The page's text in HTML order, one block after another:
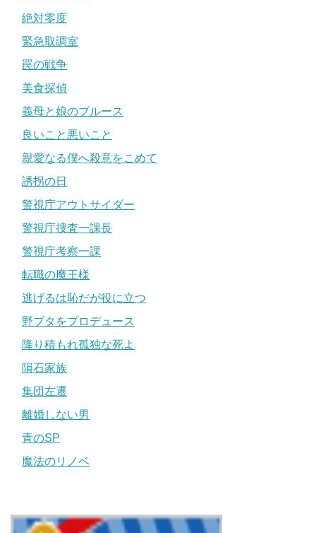
絶対零度
緊急取調室
罠の戦争
美食探偵
義母と娘のブルース
良いこと悪いこと
親愛なる僕へ殺意をこめて
誘拐の日
警視庁アウトサイダー
警視庁捜査一課長
警視庁考察一課
転職の魔王様
逃げるは恥だが役に立つ
野ブタをプロデュース
降り積もれ孤独な死よ
隕石家族
集団左遷
離婚しない男
青のSP
魔法のリノベ